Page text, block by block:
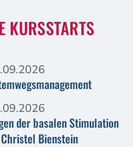
KURSSTARTS
der basalen Stimulation
Bienstein